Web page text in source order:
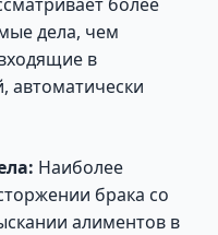
дела, чем
в
автоматически
Наиболее
брака со
алиментов в